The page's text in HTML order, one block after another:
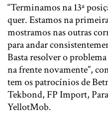
“Terminamos na 13ª
quer. Estamos na
mostramos nas outras
para andar
Basta resolver o
na frente novamente”,
tem os patrocínios de
Tekbond, FP Import,
YellotMob.